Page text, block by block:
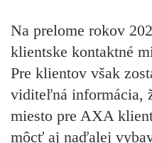
Na prelome rokov
klientske kontaktné
Pre klientov však
viditeľná informácia,
miesto pre AXA
môcť aj naďalej